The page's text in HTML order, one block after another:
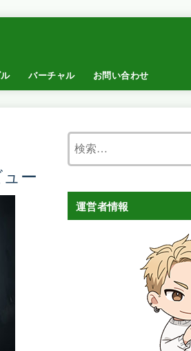
バーチャル お問い合わせ
ー
運営者情報